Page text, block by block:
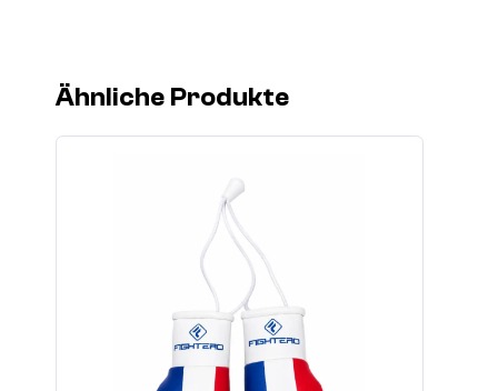
Ähnliche Produkte